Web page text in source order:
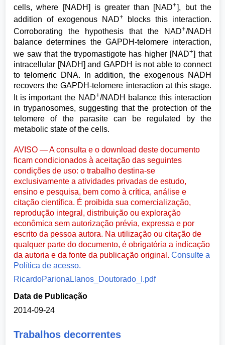
cells, where [NADH] is greater than [NAD+], but the
addition of exogenous NAD+ blocks this interaction.
Corroborating the hypothesis that the NAD+/NADH
balance determines the GAPDH-telomere interaction,
we saw that the trypomastigote has higher [NAD+] that
intracellular [NADH] and GAPDH is not able to connect
to telomeric DNA. In addition, the exogenous NADH
recovers the GAPDH-telomere interaction at this stage.
It is important the NAD+/NADH balance this interaction
in trypanosomes, suggesting that the protection of the
telomere of the parasite can be regulated by the
metabolic state of the cells.
AVISO — A consulta e o download deste documento
ficam condicionados à aceitação das seguintes
condições de uso: o trabalho destina-se
exclusivamente a atividades privadas de estudo,
ensino e pesquisa, bem como à crítica, análise e
citação científica. É proibida sua comercialização,
reprodução integral, distribuição ou exploração
econômica sem autorização prévia, expressa e por
escrito da pessoa autora. Na utilização ou citação de
qualquer parte do documento, é obrigatória a indicação
da autoria e da fonte da publicação original.Consulte a
Política de acesso.
RicardoParionaLlanos_Doutorado_I.pdf
Data de Publicação
2014-09-24
Trabalhos decorrentes